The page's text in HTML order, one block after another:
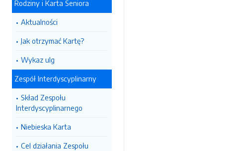
Rodziny i Karta Seniora
Aktualności
Jak otrzymać Kartę?
Wykaz ulg
Zespół Interdyscyplinarny
Skład Zespołu
Interdyscyplinarnego
Niebieska Karta
Cel działania Zespołu